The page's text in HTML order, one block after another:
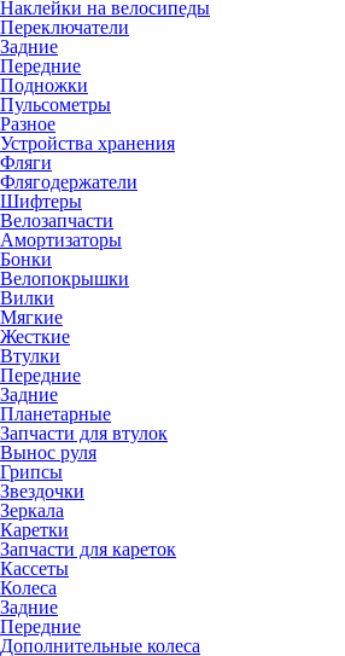
Наклейки на велосипеды
Переключатели
Задние
Передние
Подножки
Пульсометры
Разное
Устройства хранения
Фляги
Флягодержатели
Шифтеры
Велозапчасти
Амортизаторы
Бонки
Велопокрышки
Вилки
Мягкие
Жесткие
Втулки
Передние
Задние
Планетарные
Запчасти для втулок
Вынос руля
Грипсы
Звездочки
Зеркала
Каретки
Запчасти для кареток
Кассеты
Колеса
Задние
Передние
Дополнительные колеса